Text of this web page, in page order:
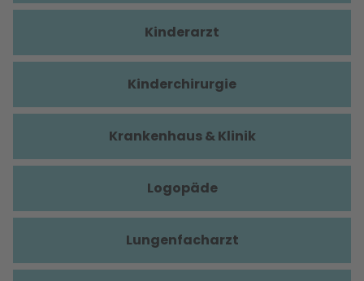
Kinderarzt
Kinderchirurgie
Krankenhaus & Klinik
Logopäde
Lungenfacharzt